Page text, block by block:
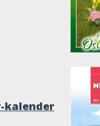
kalender